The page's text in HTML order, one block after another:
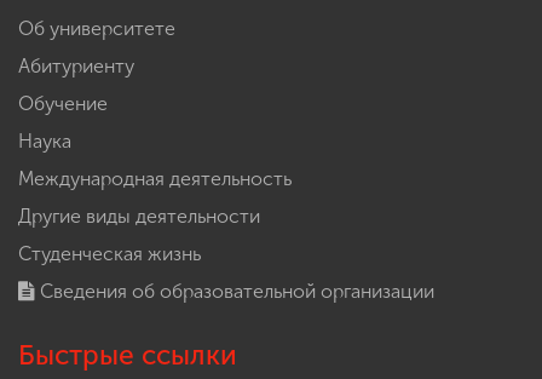
Об университете
Абитуриенту
Обучение
Наука
Международная деятельность
Другие виды деятельности
Студенческая жизнь
Сведения об образовательной организации
Быстрые ссылки